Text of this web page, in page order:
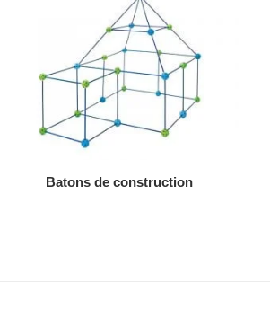
AJOUTER AU DEVIS
Batons de construction